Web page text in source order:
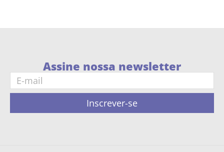
Assine nossa newsletter
Inscrever-se